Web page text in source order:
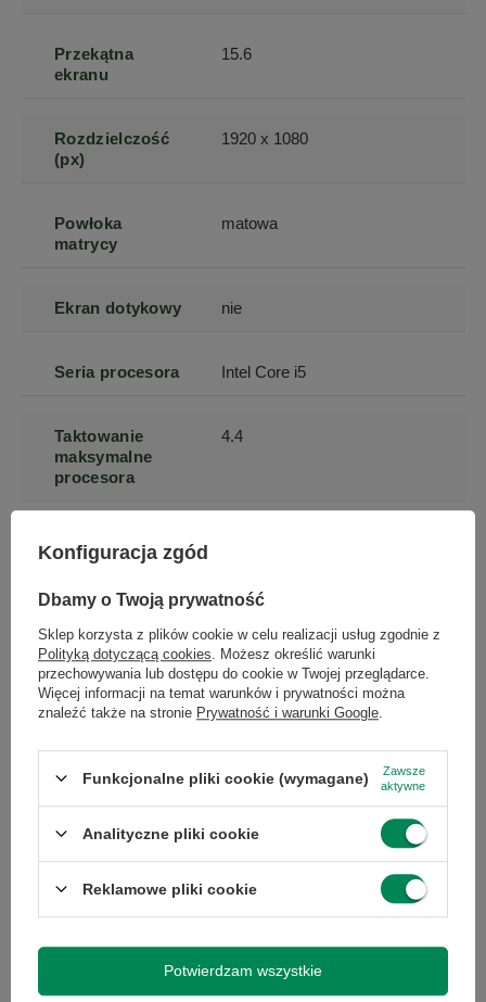
Przekątna
ekranu
15.6
Rozdzielczość
(px)
1920 x 1080
Powłoka
matrycy
matowa
Ekran dotykowy nie
Seria procesora Intel Core i5
Taktowanie
maksymalne
procesora
4.4
Taktowanie
bazowe
Wielkość
pamięci RAM
16 GB
podręczna
procesora
Liczba wątków
procesora
8
Liczba rdzeni
4
Konfiguracja zgód
Dbamy o Twoją prywatność
Sklep korzysta z plików cookie w celu realizacji usług zgodnie z
Polityką dotyczącą cookies . Możesz określić warunki
przechowywania lub dostępu do cookie w Twojej przeglądarce.
Więcej informacji na temat warunków i prywatności można
znaleźć także na stronie Prywatność i warunki Google
Funkcjonalne pliki cookie (wymagane)
Zawsze
aktywne
Analityczne pliki cookie
Reklamowe pliki cookie
Potwierdzam wszystkie